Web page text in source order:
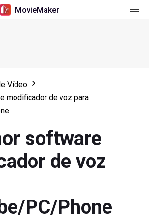
MovieMaker
tela
Reversão
Cortar
de vídeo
vídeo
online
Vídeo
modificador de voz para
software
de voz
PC/Phone